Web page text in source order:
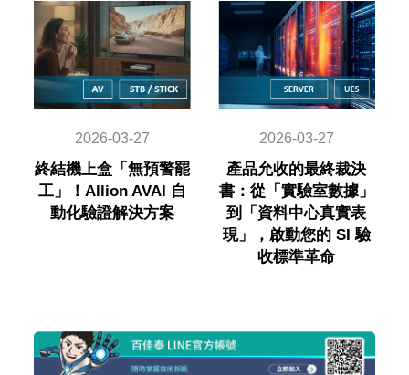
2026-03-27
終結機上盒「無預警罷
工」！Allion AVAI 自
動化驗證解決方案
2026-03-27
產品允收的最終裁決
書：從「實驗室數據」
到「資料中心真實表
現」，啟動您的 SI 驗
收標準革命